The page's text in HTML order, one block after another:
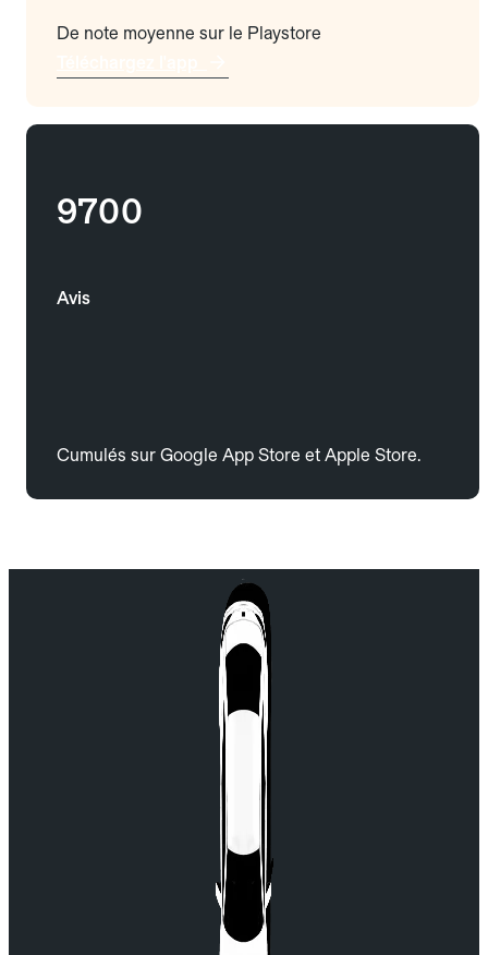
De note moyenne sur le Playstore
9700
Avis
Cumulés sur Google App Store et Apple Store.